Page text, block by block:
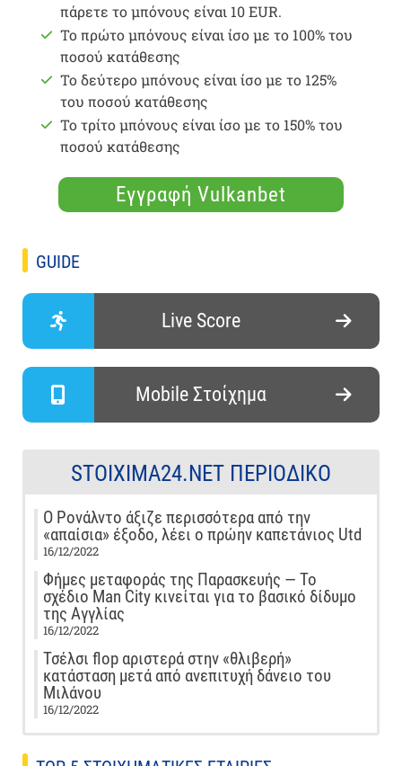
πάρετε το μπόνους είναι 10 EUR.
Το πρώτο μπόνους είναι ίσο με το 100% του
ποσού κατάθεσης
Το δεύτερο μπόνους είναι ίσο με το 125%
του ποσού κατάθεσης
Το τρίτο μπόνους είναι ίσο με το 150% του
ποσού κατάθεσης
Εγγραφή Vulkanbet
GUIDE
Live Score
Mobile Στοίχημα
STOIXIMA24.NET ΠΕΡΙΟΔΙΚΌ
Ο Ρονάλντο άξιζε περισσότερα από την
«απαίσια» έξοδο, λέει ο πρώην καπετάνιος Utd
16/12/2022
Φήμες μεταφοράς της Παρασκευής — Το
σχέδιο Man City κινείται για το βασικό δίδυμο
της Αγγλίας
16/12/2022
Τσέλσι flop αριστερά στην «θλιβερή»
κατάσταση μετά από ανεπιτυχή δάνειο του
Μιλάνου
16/12/2022